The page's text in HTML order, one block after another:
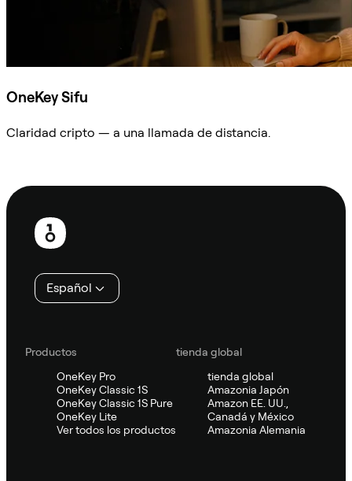
OneKey Sifu
Claridad cripto — a una llamada de distancia.
Pie
página
Español
Productos
OneKey Pro
OneKey Classic 1S
OneKey Classic 1S Pure
OneKey Lite
Ver todos los productos
tienda global
tienda global
Amazonia Japón
Amazon EE. UU.,
Canadá y México
Amazonia Alemania